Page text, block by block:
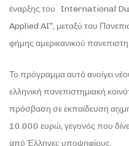
έναρξης του International
Applied AI”, μεταξύ του
φήμης αμερικανικού
Το πρόγραμμα αυτό ανοίγει
ελληνική πανεπιστημιακή
πρόσβαση σε εκπαίδευση
10.000 ευρώ, γεγονός που
από Έλληνες υποψηφίους.